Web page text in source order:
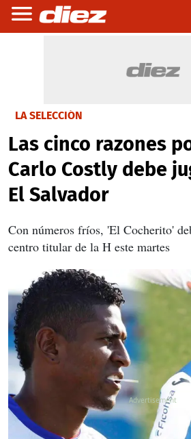
LA SELECCIÓN
Las cinco razones
Carlo Costly debe
El Salvador
Con números fríos, 'El Cocherito'
centro titular de la H este martes